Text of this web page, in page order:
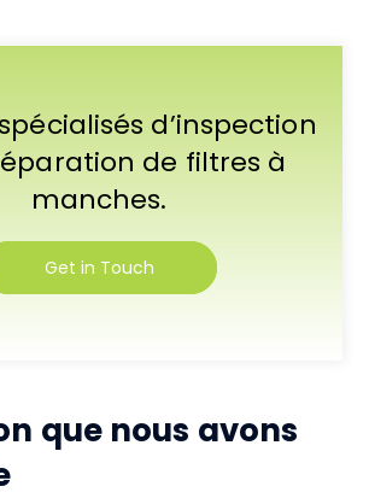
d’inspection
de filtres à
manches.
Get in Touch
que nous avons